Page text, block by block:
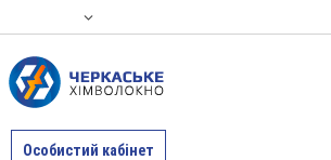
Особистий кабінет